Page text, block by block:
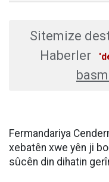
Sitemize
Haberler
Fermandariya
xebatên xwe yên ji
sûcên din dihatin